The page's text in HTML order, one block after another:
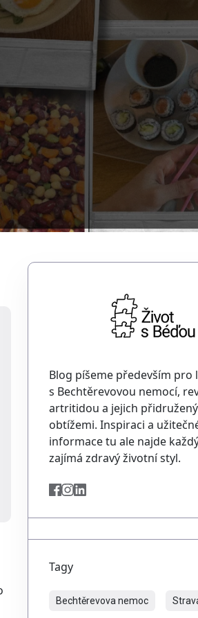
Blog píšeme především pro
s Bechtěrevovou nemocí,
artritidou a jejich
obtížemi. Inspiraci a
informace tu ale najde
zajímá zdravý životní styl.
Tagy
Bechtěrevova nemoc